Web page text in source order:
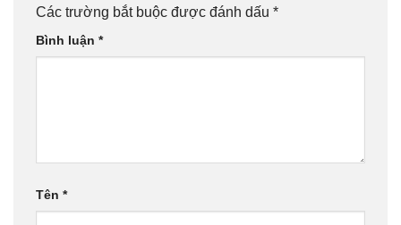
Các trường bắt buộc được đánh dấu *
Bình luận *
Tên *